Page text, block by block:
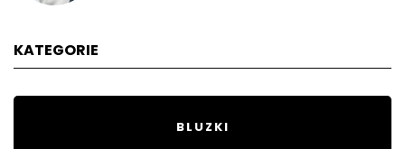
KATEGORIE
BLUZKI